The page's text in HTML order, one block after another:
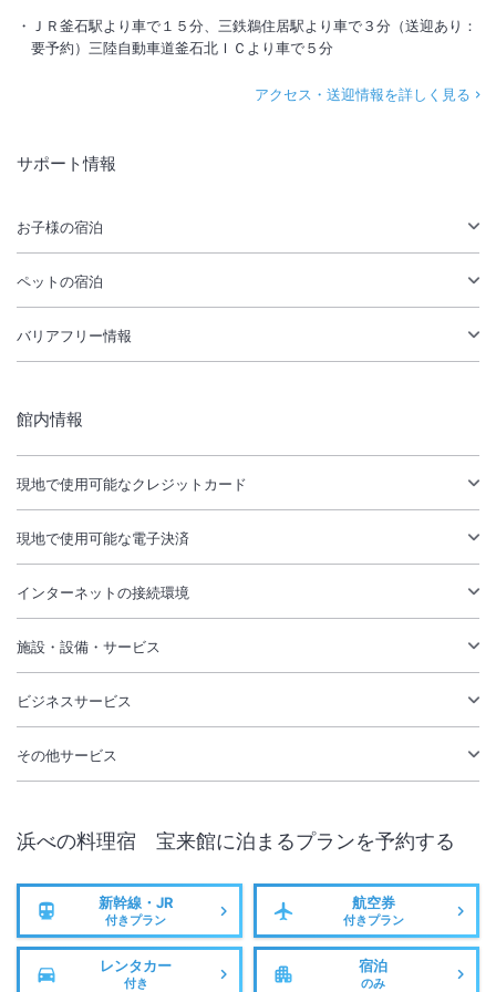
ＪＲ釜石駅より車で１５分、三鉄鵜住居駅より車で３分（送迎あり：
要予約）三陸自動車道釜石北ＩＣより車で５分
アクセス・送迎情報を詳しく見る
サポート情報
お子様の宿泊
ペットの宿泊
バリアフリー情報
館内情報
現地で使用可能なクレジットカード
現地で使用可能な電子決済
インターネットの接続環境
施設・設備・サービス
ビジネスサービス
その他サービス
浜べの料理宿 宝来館に泊まるプランを予約する
新幹線・JR
付きプラン
航空券
付きプラン
レンタカー
付き
宿泊
のみ